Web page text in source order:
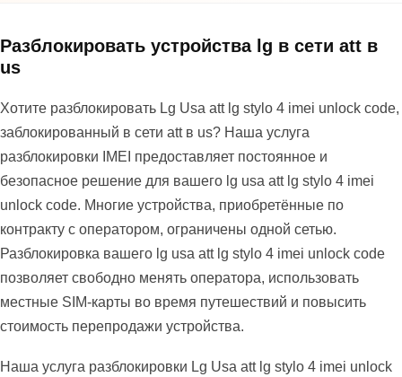
Разблокировать устройства lg в сети att в
us
Хотите разблокировать Lg Usa att lg stylo 4 imei unlock code,
заблокированный в сети att в us? Наша услуга
разблокировки IMEI предоставляет постоянное и
безопасное решение для вашего lg usa att lg stylo 4 imei
unlock code. Многие устройства, приобретённые по
контракту с оператором, ограничены одной сетью.
Разблокировка вашего lg usa att lg stylo 4 imei unlock code
позволяет свободно менять оператора, использовать
местные SIM-карты во время путешествий и повысить
стоимость перепродажи устройства.
Наша услуга разблокировки Lg Usa att lg stylo 4 imei unlock